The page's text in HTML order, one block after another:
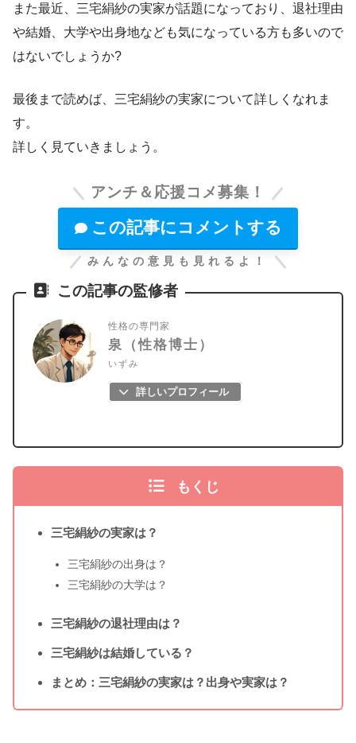
また最近、三宅絹紗の実家が話題になっており、退社理由
や結婚、大学や出身地なども気になっている方も多いので
はないでしょうか?
最後まで読めば、三宅絹紗の実家について詳しくなれま
す。
詳しく見ていきましょう。
アンチ＆応援コメ募集！
この記事にコメントする
みんなの意見も見れるよ！
この記事の監修者
性格の専門家
泉（性格博士）
いずみ
詳しいプロフィール
もくじ
三宅絹紗の実家は？
三宅絹紗の出身は？
三宅絹紗の大学は？
三宅絹紗の退社理由は？
三宅絹紗は結婚している？
まとめ：三宅絹紗の実家は？出身や実家は？